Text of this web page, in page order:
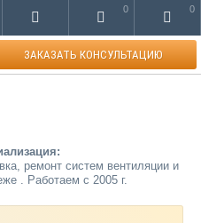
0 0
ремонт систем вентиляции и
. Работаем с 2005 г.
ЗАКАЗАТЬ КОНСУЛЬТАЦИЮ